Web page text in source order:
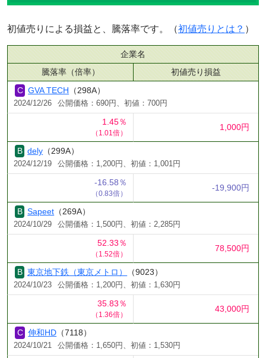
初値売りによる損益と、騰落率です。（初値売りとは？ ）
企業名
騰落率（倍率）
初値売り損益
GVA TECH （298A）
2024/12/26 公開価格：690円、初値：700円
1.45％
（1.01倍）
1,000円
dely （299A）
2024/12/19 公開価格：1,200円、初値：1,001円
-16.58％
（0.83倍）
-19,900円
Sapeet （269A）
2024/10/29 公開価格：1,500円、初値：2,285円
52.33％
（1.52倍）
78,500円
東京地下鉄（東京メトロ） （9023）
2024/10/23 公開価格：1,200円、初値：1,630円
35.83％
（1.36倍）
43,000円
伸和HD （7118）
2024/10/21 公開価格：1,650円、初値：1,530円